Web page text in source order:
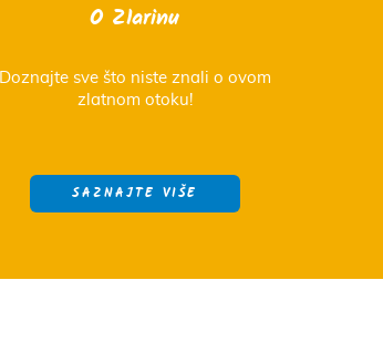
O Zlarinu
Doznajte sve što niste znali o ovom
zlatnom otoku!
SAZNAJTE VIŠE